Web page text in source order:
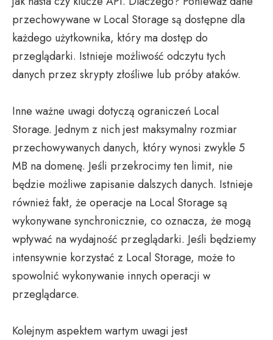
przechowywane w Local Storage są dostępne dla
każdego użytkownika, który ma dostęp do
przeglądarki. Istnieje możliwość odczytu tych
danych przez skrypty złośliwe lub próby ataków.
Inne ważne uwagi dotyczą ograniczeń Local
Storage. Jednym z nich jest maksymalny rozmiar
przechowywanych danych, który wynosi zwykle 5
MB na domenę. Jeśli przekrocimy ten limit, nie
będzie możliwe zapisanie dalszych danych. Istnieje
również fakt, że operacje na Local Storage są
wykonywane synchronicznie, co oznacza, że mogą
wpływać na wydajność przeglądarki. Jeśli będziemy
intensywnie korzystać z Local Storage, może to
spowolnić wykonywanie innych operacji w
przeglądarce.
Kolejnym aspektem wartym uwagi jest